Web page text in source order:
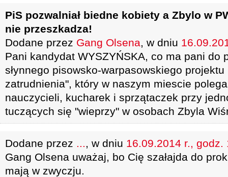
PiS pozwalniał biedne kobiety a Zbylo w
nie przeszkadza!
Dodane przez Gang Olsena, w dniu
Pani kandydat WYSZYŃSKA, co ma pani do
słynnego pisowsko-warpasowskiego
zatrudnienia", który w naszym miescie
nauczycieli, kucharek i sprzątaczek przy
tuczących się "wieprzy" w osobach Zbyla
Dodane przez ..., w dniu 16.09.2014 r., godz.
Gang Olsena uważaj, bo Cię szałajda do
mają w zwyczju.